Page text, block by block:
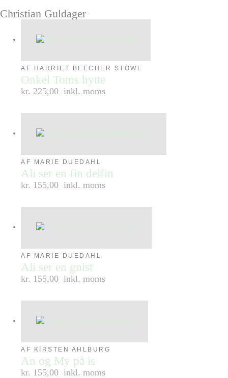
Christian Guldager
AF HARRIET BEECHER STOWE
Onkel Toms hytte
kr. 225,00 inkl. moms
AF MARIE DUEDAHL
Ali ser en fin delfin
kr. 155,00 inkl. moms
AF MARIE DUEDAHL
Ali ser en gnist
kr. 155,00 inkl. moms
AF KIRSTEN AHLBURG
An og My på is
kr. 155,00 inkl. moms